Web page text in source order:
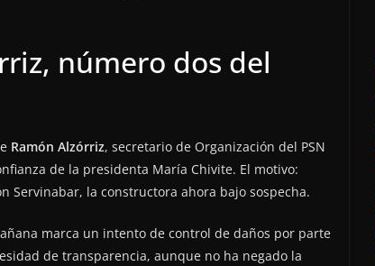
número dos del
Ramón Alzórriz, secretario de Organización del PSN
de la presidenta María Chivite. El motivo:
Servinabar, la constructora ahora bajo sospecha.
marca un intento de control de daños por parte
de transparencia, aunque no ha negado la